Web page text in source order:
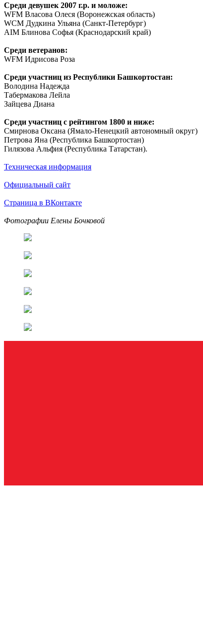
Среди девушек 2007 г.р. и моложе:
WFM Власова Олеся (Воронежская область)
WCM Дудкина Ульяна (Санкт-Петербург)
AIM Блинова Софья (Краснодарский край)
Среди ветеранов:
WFM Идрисова Роза
Среди участниц из Республики Башкортостан:
Володина Надежда
Табермакова Лейла
Зайцева Диана
Среди участниц с рейтингом 1800 и ниже:
Смирнова Оксана (Ямало-Ненецкий автономный округ)
Петрова Яна (Республика Башкортостан)
Гилязова Альфия (Республика Татарстан).
Техническая информация
Официальный сайт
Страница в ВКонтакте
Фотографии Елены Бочковой